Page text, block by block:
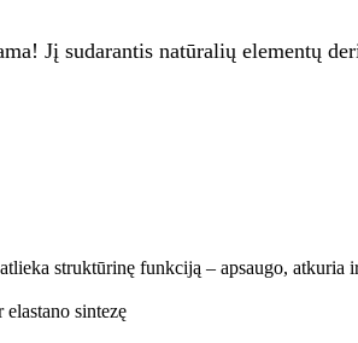
Jį sudarantis natūralių elementų
struktūrinę funkciją – apsaugo,
sintezę